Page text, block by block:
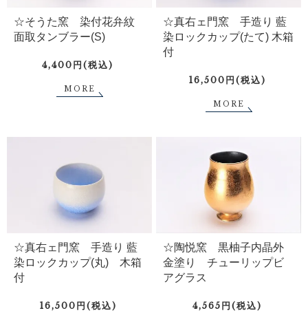
☆そうた窯 染付花弁紋
面取タンブラー(S)
4,400円(税込)
MORE
☆真右ェ門窯 手造り 藍
染ロックカップ(たて) 木箱
付
16,500円(税込)
MORE
☆真右ェ門窯 手造り 藍
染ロックカップ(丸) 木箱
付
16,500円(税込)
☆陶悦窯 黒柚子内晶外
金塗り チューリップビ
アグラス
4,565円(税込)